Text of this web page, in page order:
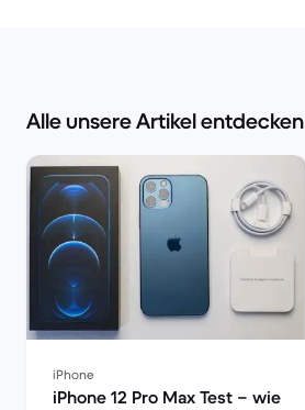
Alle unsere Artikel entdecken
iPhone
iPhone 12 Pro Max Test – wie